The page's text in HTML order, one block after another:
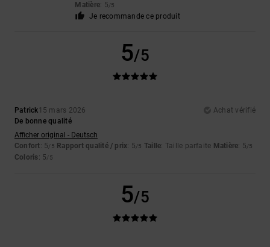
Matière: 5/5
Je recommande ce produit
5/5
Patrick15 mars 2026
Achat vérifié
De bonne qualité
Afficher original - Deutsch
Confort: 5/5 Rapport qualité / prix: 5/5 Taille: Taille parfaite Matière: 5/5
Coloris: 5/5
5/5